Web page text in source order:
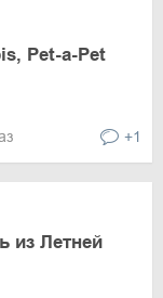
Pet-a-Pet
+1
из Летней